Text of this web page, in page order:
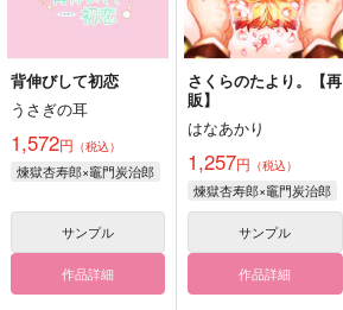
背伸びして初恋
うさぎの耳
1,572円 （税込）
煉獄杏寿郎×竈門炭治郎
サンプル
作品詳細
さくらのたより。【再
販】
はなあかり
1,257円 （税込）
煉獄杏寿郎×竈門炭治郎
サンプル
作品詳細